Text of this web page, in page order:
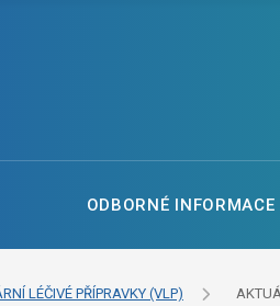
ODBORNÉ INFORMACE
LÉČIVÉ PŘÍPRAVKY (VLP)